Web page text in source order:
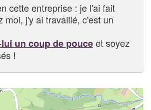
cette entreprise : je l'ai fait
moi, j'y ai travaillé, c'est un
un coup de pouceet soyez
!